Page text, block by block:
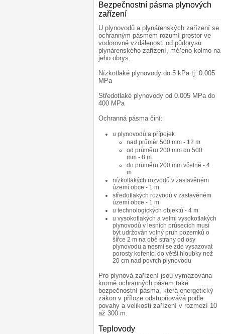
Bezpečnostní pásma plynových
zařízení
U plynovodů a plynárenských zařízení se
ochranným pásmem rozumí prostor ve
vodorovné vzdálenosti od půdorysu
plynárenského zařízení, měřeno kolmo na
jeho obrys.
Nízkotlaké plynovody do 5 kPa tj. 0.005
MPa
Středotlaké plynovody od 0.005 MPa do
400 MPa
Ochranná pásma činí:
u plynovodů a přípojek
nad průměr 500 mm - 12 m
od průměru 200 mm do 500
mm - 8 m
do průměru 200 mm včetně - 4
m
nízkotlakých rozvodů v zastavěném
území obce - 1 m
středotlakých rozvodů v zastavěném
území obce - 1 m
u technologických objektů - 4 m
u vysokotlakých a velmi vysokotlakých
plynovodů v lesních průsecích musí
být udržován volný pruh pozemků o
šířce 2 m na obě strany od osy
plynovodu a nesmí se zde vysazovat
porosty kořenící do větší hloubky než
20 cm nad povrch plynovodu
Pro plynová zařízení jsou vymazována
kromě ochranných pásem také
bezpečnostní pásma, která energetický
zákon v příloze odstupňovává podle
povahy a velikosti zařízení v rozmezí 10
až 300 m.
Teplovody